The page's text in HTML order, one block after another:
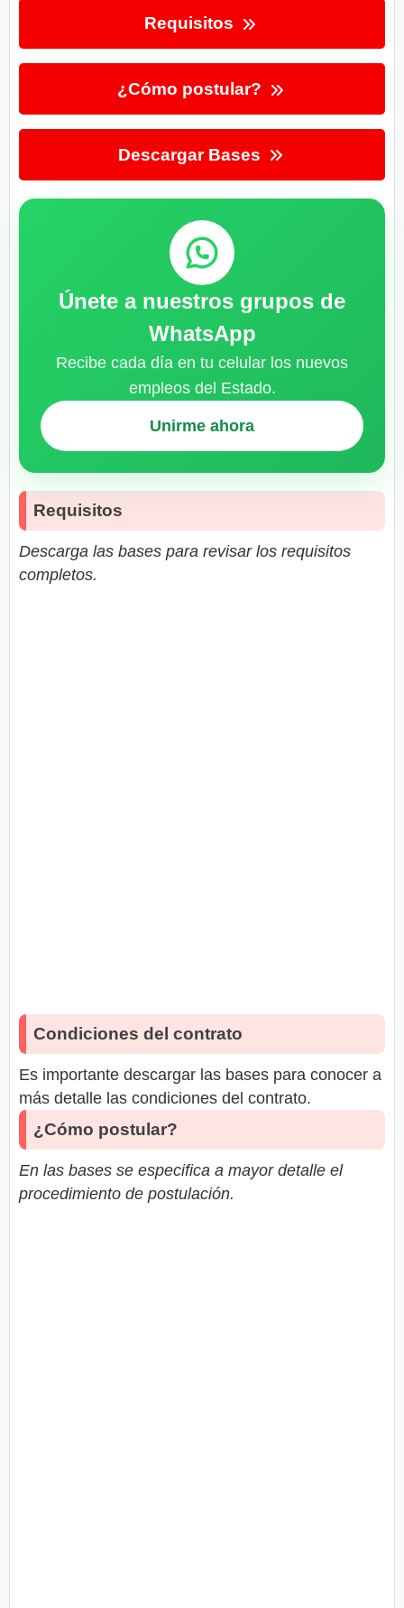
Requisitos
¿Cómo postular?
Descargar Bases
Únete a nuestros grupos de
WhatsApp
Recibe cada día en tu celular los nuevos
empleos del Estado.
Unirme ahora
Requisitos
Descarga las bases para revisar los requisitos
completos.
Condiciones del contrato
Es importante descargar las bases para conocer a
más detalle las condiciones del contrato.
¿Cómo postular?
En las bases se especifica a mayor detalle el
procedimiento de postulación.